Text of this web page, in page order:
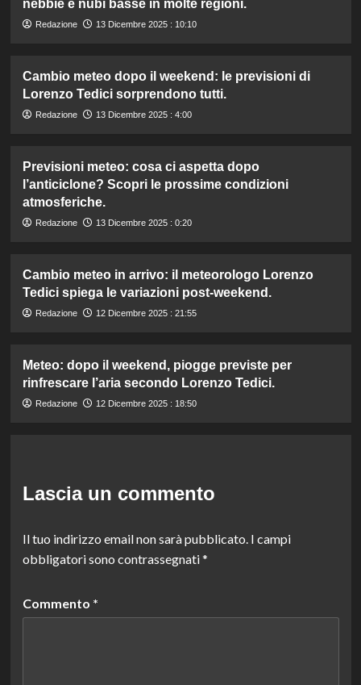
nebbie e nubi basse in molte regioni.
Redazione 13 Dicembre 2025 : 10:10
Cambio meteo dopo il weekend: le previsioni di
Lorenzo Tedici sorprendono tutti.
Redazione 13 Dicembre 2025 : 4:00
Previsioni meteo: cosa ci aspetta dopo
l’anticiclone? Scopri le prossime condizioni
atmosferiche.
Redazione 13 Dicembre 2025 : 0:20
Cambio meteo in arrivo: il meteorologo Lorenzo
Tedici spiega le variazioni post-weekend.
Redazione 12 Dicembre 2025 : 21:55
Meteo: dopo il weekend, piogge previste per
rinfrescare l’aria secondo Lorenzo Tedici.
Redazione 12 Dicembre 2025 : 18:50
Lascia un commento
Il tuo indirizzo email non sarà pubblicato. I campi
obbligatori sono contrassegnati*
Commento *